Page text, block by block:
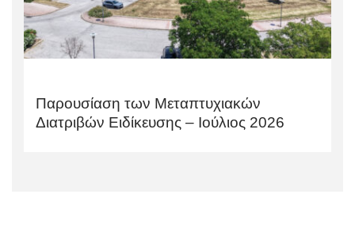
Παρουσίαση των Μεταπτυχιακών
Διατριβών Ειδίκευσης – Ιούλιος 2026